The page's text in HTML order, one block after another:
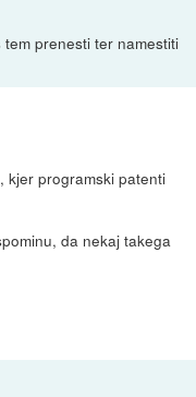
prenesti ter namestiti
kjer programski patenti
da nekaj takega